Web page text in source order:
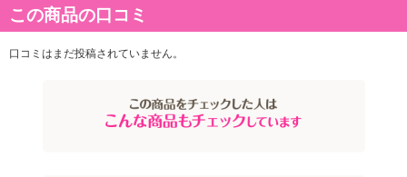
この商品の口コミ
口コミはまだ投稿されていません。